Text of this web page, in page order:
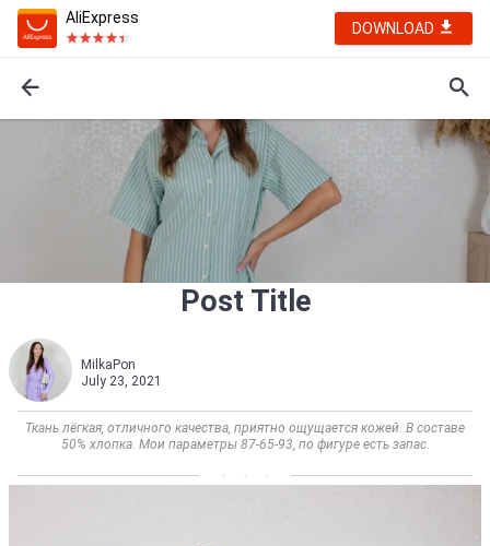
AliExpress
DOWNLOAD
Post Title
MilkaPon
July 23, 2021
Ткань лёгкая, отличного качества, приятно ощущается кожей. В составе
50% хлопка. Мои параметры 87-65-93, по фигуре есть запас.